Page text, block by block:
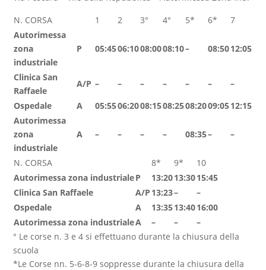
N. CORSA
1 2 3° 4° 5* 6*
7
Autorimessa
zona
industriale
P 05:4506:1008:0008:10– 08:5012:05
Clinica San
Raffaele
A/P – – – – – –
–
Ospedale
A 05:5506:2008:1508:2508:2009:0512:15
Autorimessa
zona
industriale
A – – – – 08:35– –
N. CORSA 8* 9*
10
Autorimessa zona industrialeP 13:2013:3015:45
Clinica San Raffaele
A/P 13:23–
–
Ospedale
A 13:3513:4016:00
Autorimessa zona industrialeA – –
–
° Le corse n. 3 e 4 si effettuano durante la chiusura della
scuola
*Le Corse nn. 5-6-8-9 soppresse durante la chiusura della